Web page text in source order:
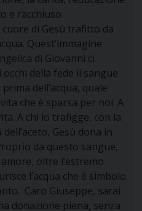
e racchiuso
cuore di Gesù trafitto da
Quest’immagine
di Giovanni ci
della fede il sangue
dell’acqua, quale
che è sparsa per noi. A
A chi lo trafigge, con la
Gesù dona in
da questo sangue,
oltre l’estremo
l’acqua che è simbolo
Caro Giuseppe, sarai
donazione piena, senza